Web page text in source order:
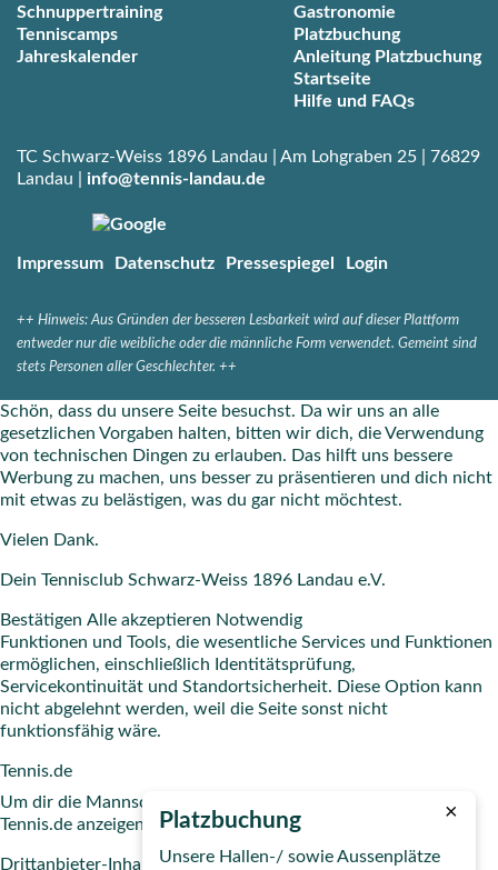
Platzbuchung
Unsere Hallen-/ sowie Aussenplätze
×
Schnuppertraining
Tenniscamps
Jahreskalender
Gastronomie
Platzbuchung
Anleitung Platzbuchung
Startseite
Hilfe und FAQs
TC Schwarz-Weiss 1896 Landau | Am Lohgraben 25 | 76829
Landau | info@tennis-landau.de
Impressum Datenschutz Pressespiegel Login
++ Hinweis: Aus Gründen der besseren Lesbarkeit wird auf dieser Plattform
entweder nur die weibliche oder die männliche Form verwendet. Gemeint sind
stets Personen aller Geschlechter. ++
Schön, dass du unsere Seite besuchst. Da wir uns an alle
gesetzlichen Vorgaben halten, bitten wir dich, die Verwendung
von technischen Dingen zu erlauben. Das hilft uns bessere
Werbung zu machen, uns besser zu präsentieren und dich nicht
mit etwas zu belästigen, was du gar nicht möchtest.
Vielen Dank.
Dein Tennisclub Schwarz-Weiss 1896 Landau e.V.
Bestätigen Alle akzeptieren Notwendig
Funktionen und Tools, die wesentliche Services und Funktionen
ermöglichen, einschließlich Identitätsprüfung,
Servicekontinuität und Standortsicherheit. Diese Option kann
nicht abgelehnt werden, weil die Seite sonst nicht
funktionsfähig wäre.
Tennis.de
Um dir die Mannschaftsübersicht und weitere Infos von
Tennis.de anzeigen zu dürfen, musst du die Inhalte freigeben.
Drittanbieter-Inhalte